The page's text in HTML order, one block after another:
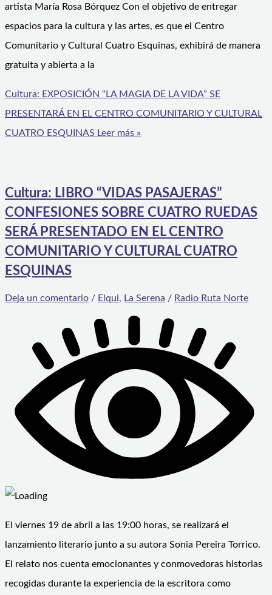
artista María Rosa Bórquez Con el objetivo de entregar
espacios para la cultura y las artes, es que el Centro
Comunitario y Cultural Cuatro Esquinas, exhibirá de manera
gratuita y abierta a la
Cultura: EXPOSICIÓN “LA MAGIA DE LA VIDA” SE
PRESENTARÁ EN EL CENTRO COMUNITARIO Y CULTURAL
CUATRO ESQUINAS Leer más »
Cultura: LIBRO “VIDAS PASAJERAS”
CONFESIONES SOBRE CUATRO RUEDAS
SERÁ PRESENTADO EN EL CENTRO
COMUNITARIO Y CULTURAL CUATRO
ESQUINAS
Deja un comentario / Elqui, La Serena / Radio Ruta Norte
El viernes 19 de abril a las 19:00 horas, se realizará el
lanzamiento literario junto a su autora Sonia Pereira Torrico.
El relato nos cuenta emocionantes y conmovedoras historias
recogidas durante la experiencia de la escritora como